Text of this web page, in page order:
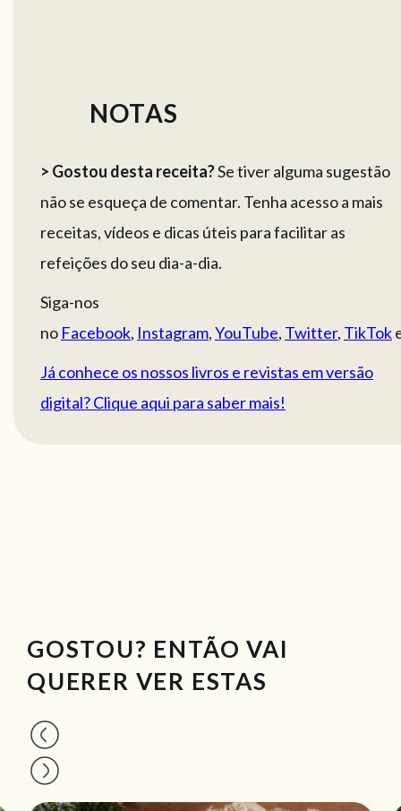
NOTAS
> Gostou desta receita?Se tiver alguma sugestão
não se esqueça de comentar. Tenha acesso a mais
receitas, vídeos e dicas úteis para facilitar as
refeições do seu dia-a-dia.
Siga-nos
no Facebook, Instagram,YouTube, Twitter, TikTok
Já conhece os nossos livros e revistas em versão
digital? Clique aqui para saber mais!
GOSTOU? ENTÃO VAI
QUERER VER ESTAS